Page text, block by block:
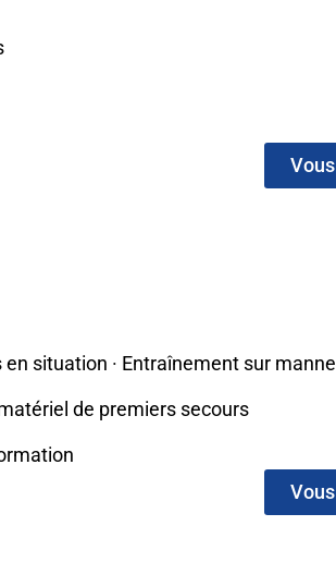
situation · Entraînement sur
de premiers secours